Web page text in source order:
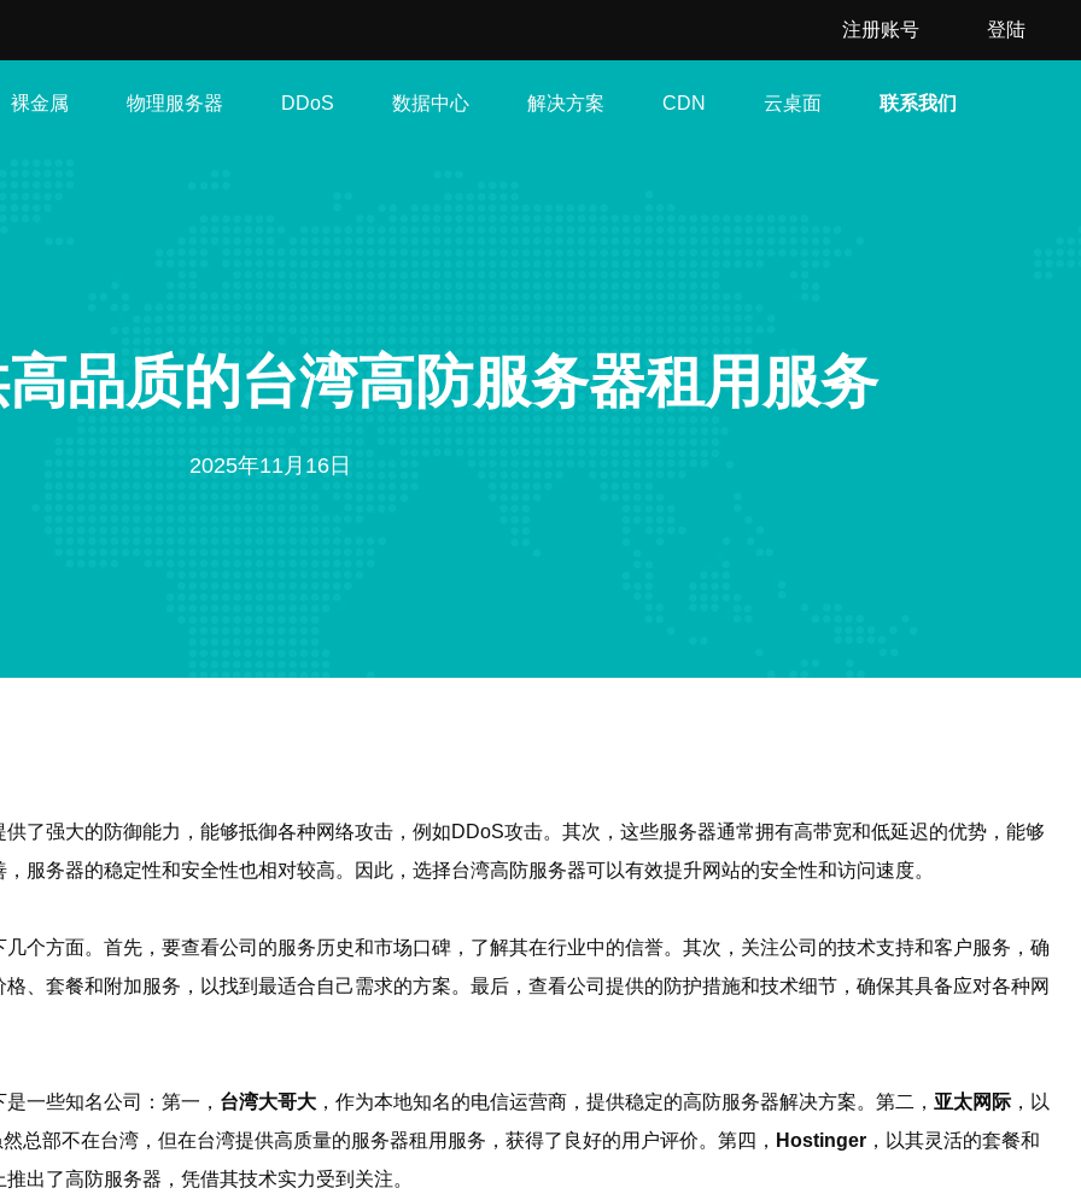
注册账号 登陆
裸金属 物理服务器 DDoS 数据中心 解决方案 CDN 云桌面 联系我们
品质的台湾高防服务器租用服务
2025年11月16日
了强大的防御能力，能够抵御各种网络攻击，例如DDoS攻击。其次，这些服务器通常拥有高带宽和低延迟的优势，能够
服务器的稳定性和安全性也相对较高。因此，选择台湾高防服务器可以有效提升网站的安全性和访问速度。
个方面。首先，要查看公司的服务历史和市场口碑，了解其在行业中的信誉。其次，关注公司的技术支持和客户服务，确
、套餐和附加服务，以找到最适合自己需求的方案。最后，查看公司提供的防护措施和技术细节，确保其具备应对各种网
一些知名公司：第一， 台湾大哥大 ，作为本地知名的电信运营商，提供稳定的高防服务器解决方案。第二， 亚太网际 ，以
总部不在台湾，但在台湾提供高质量的服务器租用服务，获得了良好的用户评价。第四， Hostinger ，以其灵活的套餐和
出了高防服务器，凭借其技术实力受到关注。